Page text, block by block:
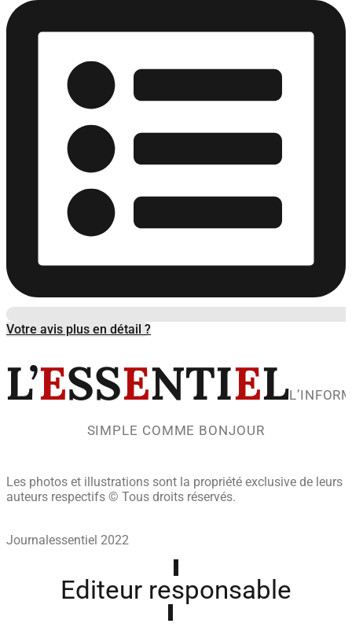
Votre avis plus en détail ?
L’ESSENTIEL
SIMPLE COMME BONJOUR
Les photos et illustrations sont la propriété exclusive de leurs
auteurs respectifs © Tous droits réservés.
Journalessentiel 2022
Editeur responsable